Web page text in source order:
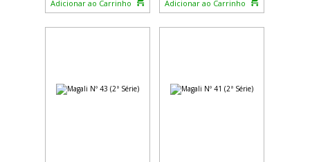
Adicionar ao Carrinho Adicionar ao Carrinho